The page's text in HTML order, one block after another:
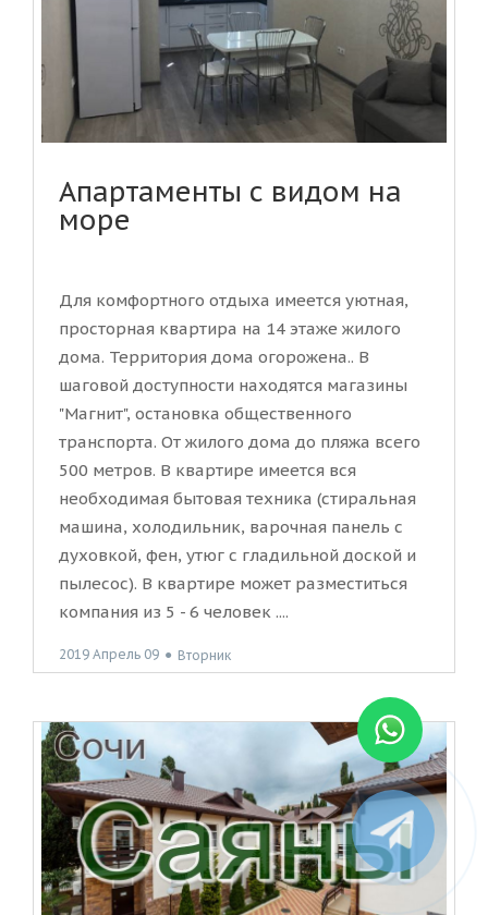
Апартаменты с видом на
море
Для комфортного отдыха имеется уютная,
просторная квартира на 14 этаже жилого
дома. Территория дома огорожена.. В
шаговой доступности находятся магазины
"Магнит", остановка общественного
транспорта. От жилого дома до пляжа всего
500 метров. В квартире имеется вся
необходимая бытовая техника (стиральная
машина, холодильник, варочная панель с
духовкой, фен, утюг с гладильной доской и
пылесос). В квартире может разместиться
компания из 5 - 6 человек ....
2019 Апрель 09 ● Вторник